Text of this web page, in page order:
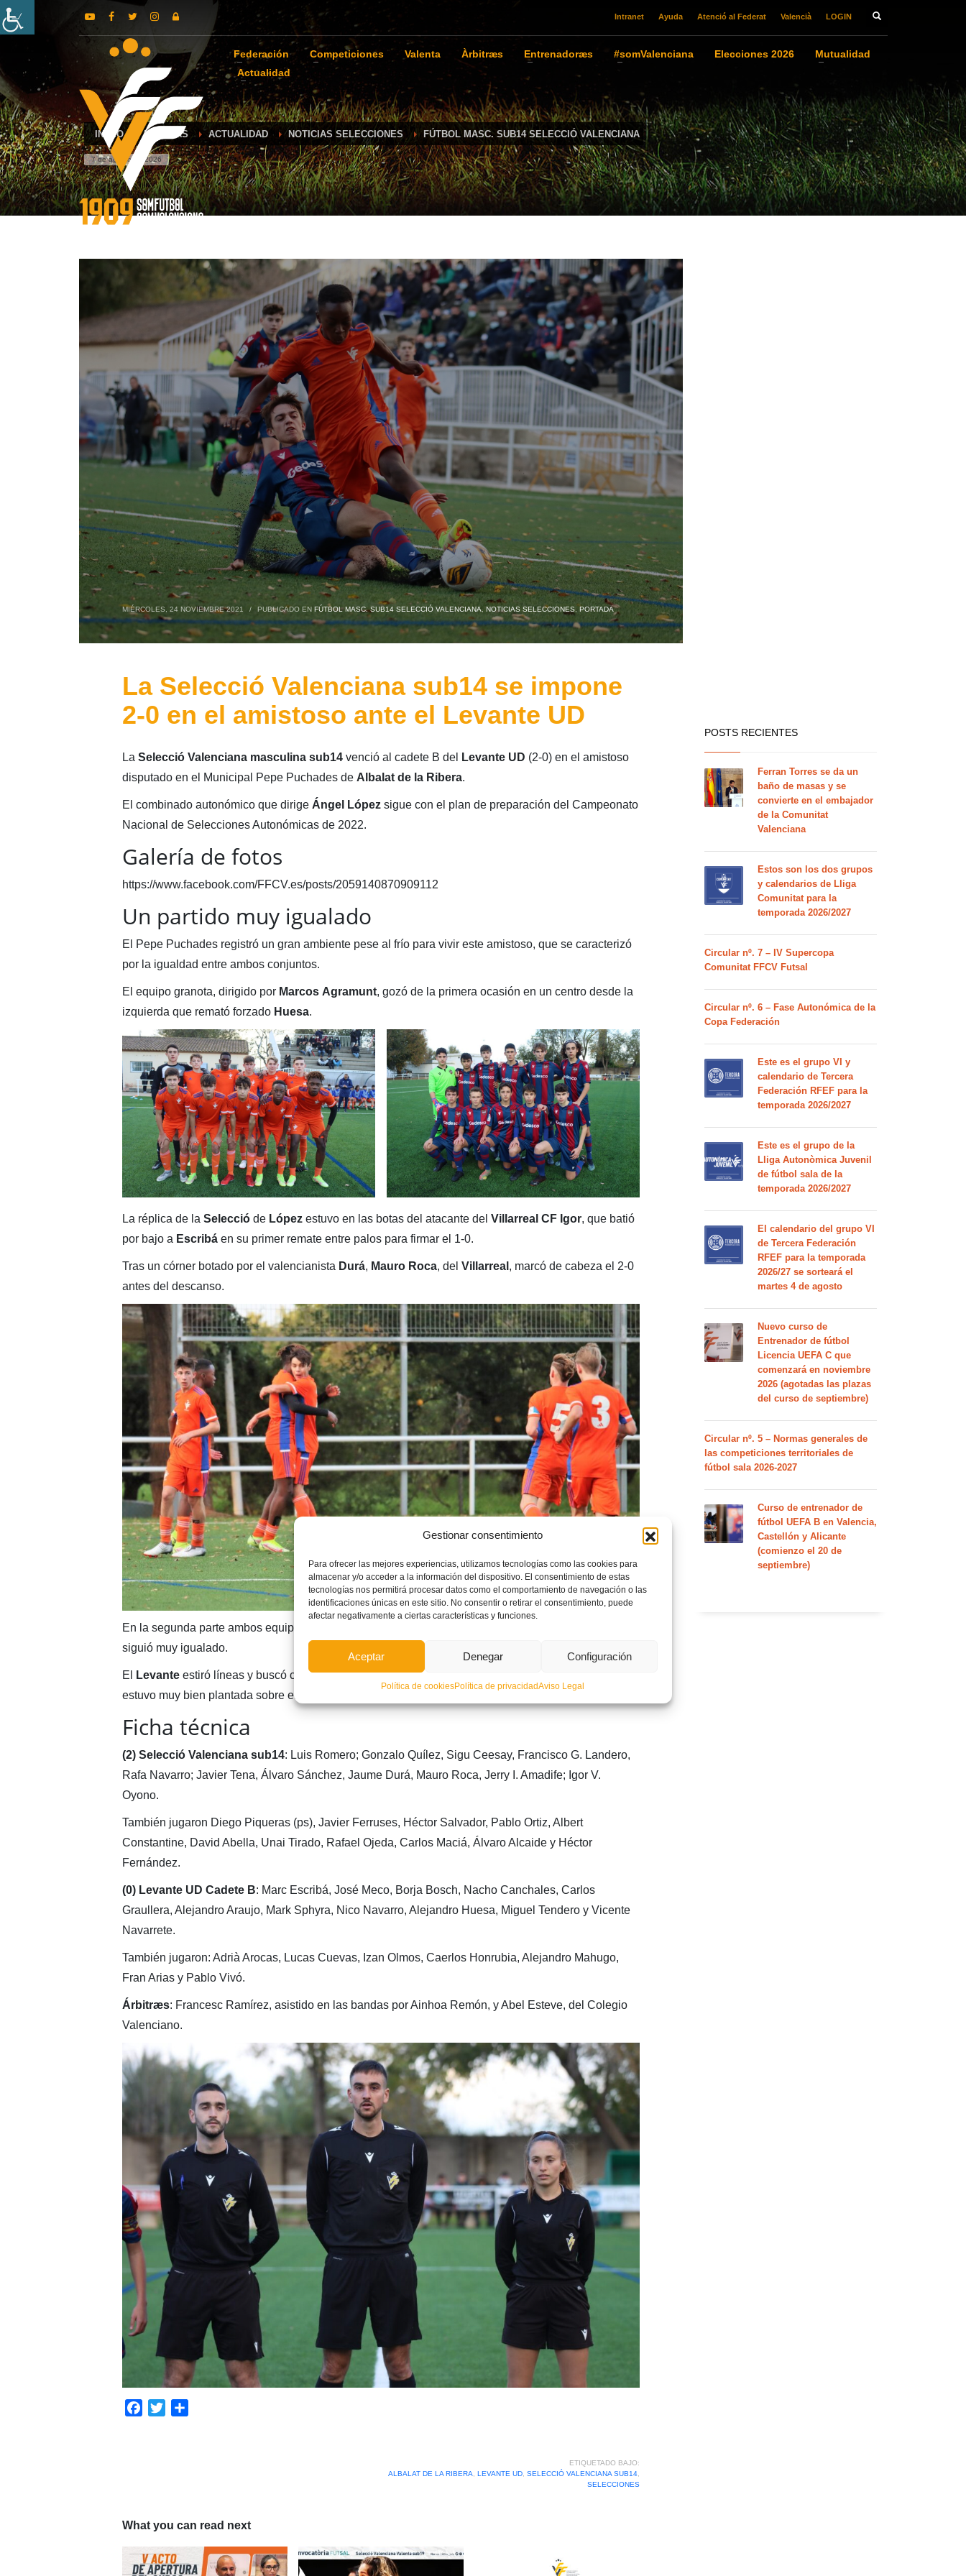
Gestionar consentimiento
Para ofrecer las mejores experiencias, utilizamos tecnologías como las cookies para
almacenar y/o acceder a la información del dispositivo. El consentimiento de estas
tecnologías nos permitirá procesar datos como el comportamiento de navegación o las
identificaciones únicas en este sitio. No consentir o retirar el consentimiento, puede
afectar negativamente a ciertas características y funciones.
Aceptar Denegar Configuración
Política de cookiesPolítica de privacidadAviso Legal
Intranet Ayuda Atenció al Federat Valencià LOGIN
Federación Competiciones Valenta Àrbitræs Entrenadoræs #somValenciana Elecciones 2026
Mutualidad
Actualidad
INICIO NOTICIAS ACTUALIDAD NOTICIAS SELECCIONES FÚTBOL MASC. SUB14 SELECCIÓ VALENCIANA
7 de agosto de 2026
MIÉRCOLES, 24 NOVIEMBRE 2021 / PUBLICADO EN FÚTBOL MASC. SUB14 SELECCIÓ VALENCIANA, NOTICIAS SELECCIONES, PORTADA
La Selecció Valenciana sub14 se impone
2-0 en el amistoso ante el Levante UD
La Selecció Valenciana masculina sub14 venció al cadete B del Levante UD (2-0) en el amistoso
disputado en el Municipal Pepe Puchades de Albalat de la Ribera.
El combinado autonómico que dirige Ángel Lópezsigue con el plan de preparación del Campeonato
Nacional de Selecciones Autonómicas de 2022.
Galería de fotos
https://www.facebook.com/FFCV.es/posts/2059140870909112
Un partido muy igualado
El Pepe Puchades registró un gran ambiente pese al frío para vivir este amistoso, que se caracterizó
por la igualdad entre ambos conjuntos.
El equipo granota, dirigido por Marcos Agramunt, gozó de la primera ocasión en un centro desde la
izquierda que remató forzado Huesa.
La réplica de la Seleccióde Lópezestuvo en las botas del atacante del Villarreal CF Igor, que batió
por bajo a Escribáen su primer remate entre palos para firmar el 1-0.
Tras un córner botado por el valencianista Durá, Mauro Roca, del Villarreal , marcó de cabeza el 2-0
antes del descanso.
En la segunda parte ambos equipos cambiaron la práctica totalidad de su alineación y el partido
siguió muy igualado.
El Levanteestiró líneas y buscó con insistencia la meta defendida por
estuvo muy bien plantada sobre el nuevo césped de
Ficha técnica
(2) Selecció Valenciana sub14: Luis Romero; Gonzalo Quílez, Sigu Ceesay, Francisco G. Landero,
Rafa Navarro; Javier Tena, Álvaro Sánchez, Jaume Durá, Mauro Roca, Jerry I. Amadife; Igor V.
Oyono.
También jugaron Diego Piqueras (ps), Javier Ferruses, Héctor Salvador, Pablo Ortiz, Albert
Constantine, David Abella, Unai Tirado, Rafael Ojeda, Carlos Maciá, Álvaro Alcaide y Héctor
Fernández.
(0) Levante UD Cadete B: Marc Escribá, José Meco, Borja Bosch, Nacho Canchales, Carlos
Graullera, Alejandro Araujo, Mark Sphyra, Nico Navarro, Alejandro Huesa, Miguel Tendero y Vicente
Navarrete.
También jugaron: Adrià Arocas, Lucas Cuevas, Izan Olmos, Caerlos Honrubia, Alejandro Mahugo,
Fran Arias y Pablo Vivó.
Árbitræs: Francesc Ramírez, asistido en las bandas por Ainhoa Remón, y Abel Esteve, del Colegio
Valenciano.
Facebook
Twitter
ETIQUETADO BAJO:
ALBALAT DE LA RIBERA
LEVANTE UD, SELECCIÓ VALENCIANA SUB14,
SELECCIONES
What you can read next
POSTS RECIENTES
Ferran Torres se da un
baño de masas y se
convierte en el embajador
de la Comunitat
Valenciana
Estos son los dos grupos
y calendarios de Lliga
Comunitat para la
temporada 2026/2027
Circular nº. 7 – IV Supercopa
Comunitat FFCV Futsal
Circular nº. 6 – Fase Autonómica de la
Copa Federación
Este es el grupo VI y
calendario de Tercera
Federación RFEF para la
temporada 2026/2027
Este es el grupo de la
Lliga Autonòmica Juvenil
de fútbol sala de la
temporada 2026/2027
El calendario del grupo VI
de Tercera Federación
RFEF para la temporada
2026/27 se sorteará el
martes 4 de agosto
Nuevo curso de
Entrenador de fútbol
Licencia UEFA C que
comenzará en noviembre
2026 (agotadas las plazas
del curso de septiembre)
Circular nº. 5 – Normas generales de
las competiciones territoriales de
fútbol sala 2026-2027
Curso de entrenador de
fútbol UEFA B en Valencia,
Castellón y Alicante
(comienzo el 20 de
septiembre)